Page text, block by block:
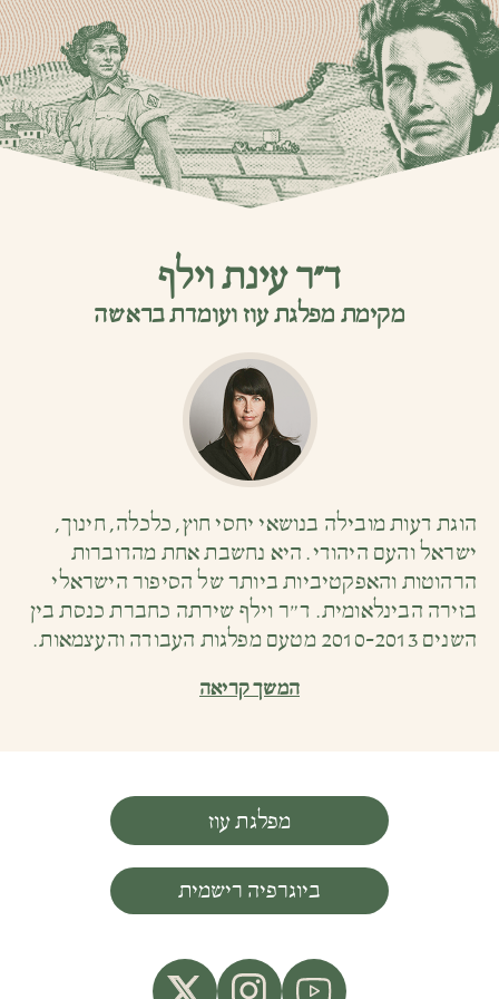
ד”ר עינת וילף
מקימת מפלגת עוז ועומדת בראשה
הוגת דעות מובילה בנושאי יחסי חוץ, כלכלה, חינוך,
ישראל והעם היהודי. היא נחשבת אחת מהדוברות
הרהוטות והאפקטיביות ביותר של הסיפור הישראלי
בזירה הבינלאומית. ד״ר וילף שירתה כחברת כנסת בין
השנים 2010-2013 מטעם מפלגות העבודה והעצמאות.
המשך קריאה
מפלגת עוז
ביוגרפיה רישמית